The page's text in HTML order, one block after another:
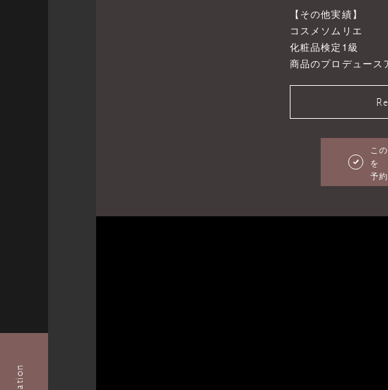
【その他実績】
コスメソムリエ
化粧品検定1級
商品のプロデュース
こ
を
予